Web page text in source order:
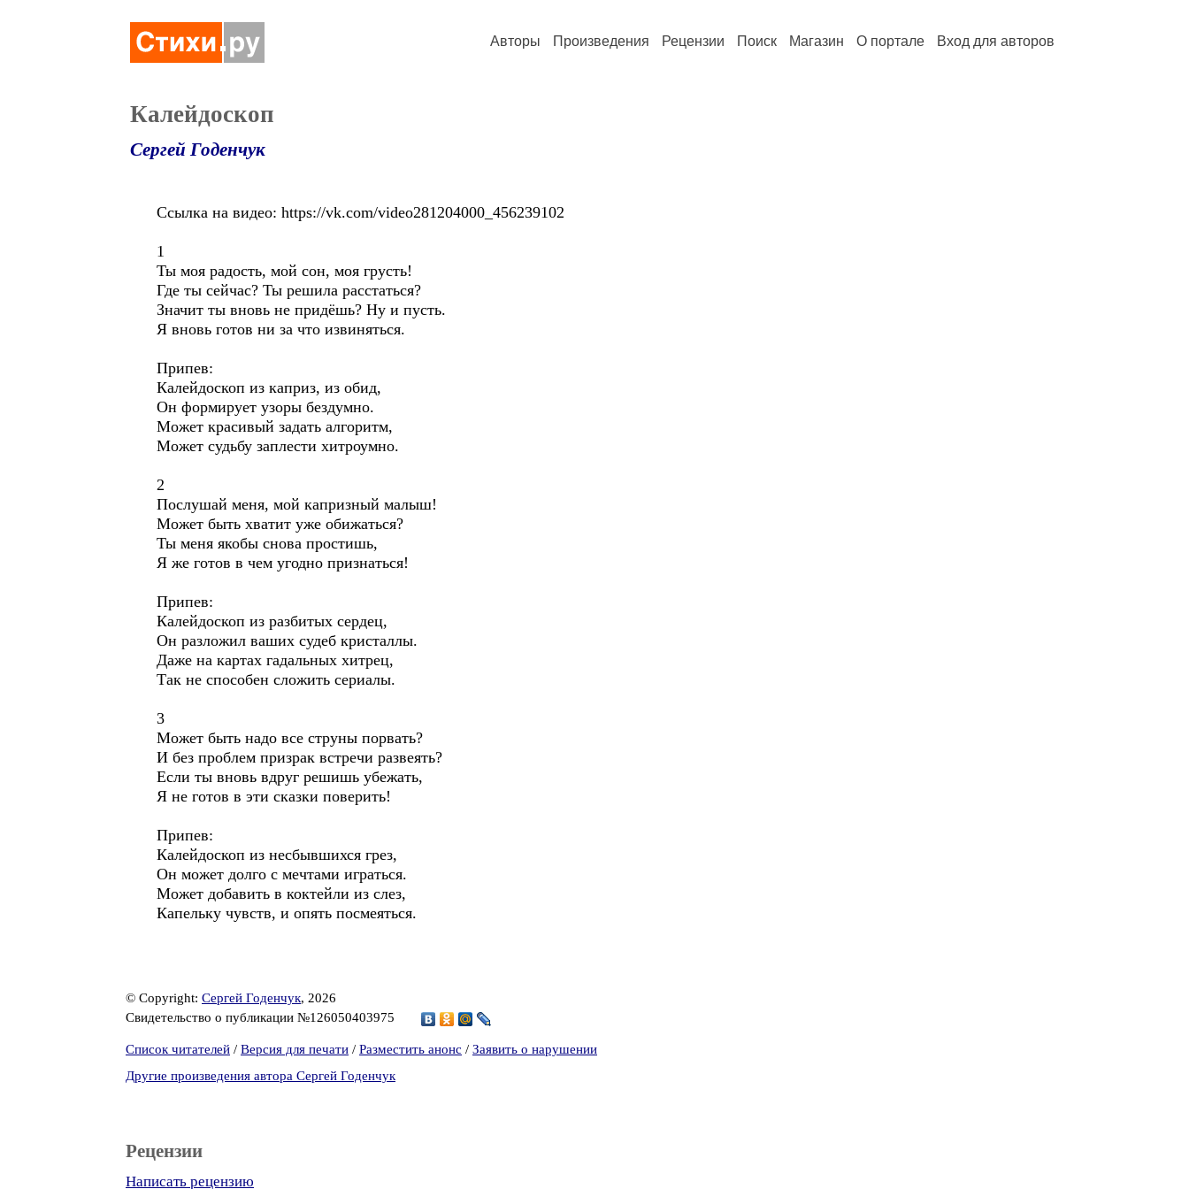
Авторы Произведения Рецензии Поиск Магазин О портале Вход для авторов
Калейдоскоп
Сергей Годенчук
Ссылка на видео: https://vk.com/video281204000_456239102
1
Ты моя радость, мой сон, моя грусть!
Где ты сейчас? Ты решила расстаться?
Значит ты вновь не придёшь? Ну и пусть.
Я вновь готов ни за что извиняться.
Припев:
Калейдоскоп из каприз, из обид,
Он формирует узоры бездумно.
Может красивый задать алгоритм,
Может судьбу заплести хитроумно.
2
Послушай меня, мой капризный малыш!
Может быть хватит уже обижаться?
Ты меня якобы снова простишь,
Я же готов в чем угодно признаться!
Припев:
Калейдоскоп из разбитых сердец,
Он разложил ваших судеб кристаллы.
Даже на картах гадальных хитрец,
Так не способен сложить сериалы.
3
Может быть надо все струны порвать?
И без проблем призрак встречи развеять?
Если ты вновь вдруг решишь убежать,
Я не готов в эти сказки поверить!
Припев:
Калейдоскоп из несбывшихся грез,
Он может долго с мечтами играться.
Может добавить в коктейли из слез,
Капельку чувств, и опять посмеяться.
© Copyright: Сергей Годенчук, 2026
Свидетельство о публикации №126050403975
Список читателей / Версия для печати / Разместить анонс / Заявить о нарушении
Другие произведения автора Сергей Годенчук
Рецензии
Написать рецензию